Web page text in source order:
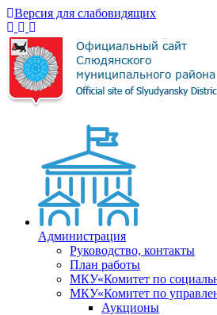
Версия для слабовидящих
Администрация
Руководство, контакты
План работы
МКУ«Комитет по
МКУ«Комитет по
Аукционы